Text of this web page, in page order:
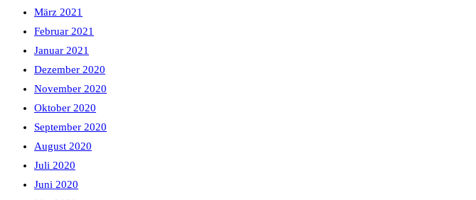
März 2021
Februar 2021
Januar 2021
Dezember 2020
November 2020
Oktober 2020
September 2020
August 2020
Juli 2020
Juni 2020